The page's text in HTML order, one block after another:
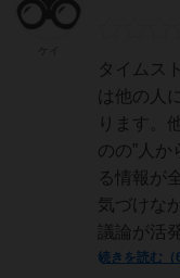
タイムス
は他の人
ります。
のの”人か
る情報が
気づけな
議論が活
続きを読む（